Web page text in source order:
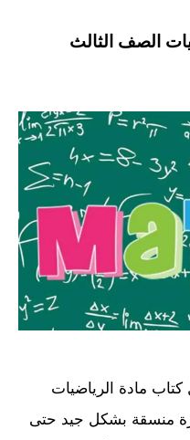
الصف الثالث
مادة الرياضيات
منسقة بشكل جيد حتى